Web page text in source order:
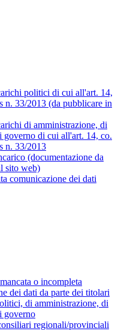
politici di cui all'art. 14,
n. 33/2013 (da pubblicare in
di amministrazione, di
governo di cui all'art. 14, co.
n. 33/2013
(documentazione da
sito web)
comunicazione dei dati
o incompleta
dei dati da parte dei titolari
di amministrazione, di
governo
regionali/provinciali